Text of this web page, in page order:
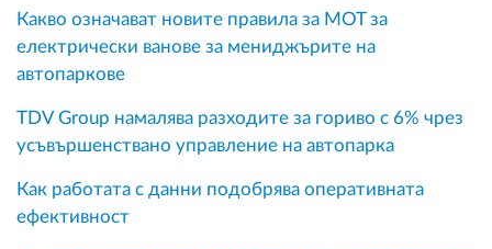
Какво означават новите правила за MOT за
електрически ванове за мениджърите на
автопаркове
TDV Group намалява разходите за гориво с 6% чрез
усъвършенствано управление на автопарка
Как работата с данни подобрява оперативната
ефективност